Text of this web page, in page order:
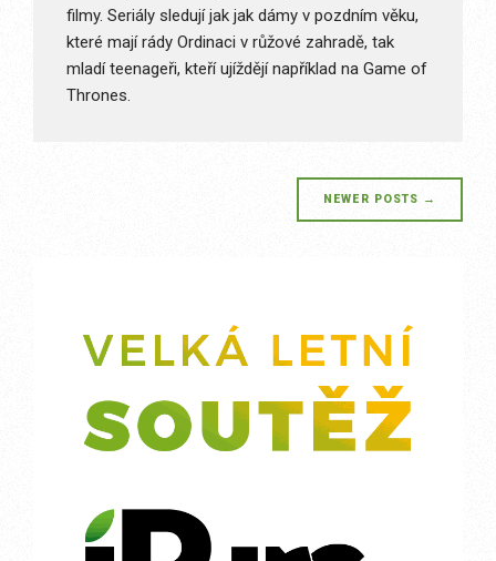
filmy. Seriály sledují jak jak dámy v pozdním věku,
které mají rády Ordinaci v růžové zahradě, tak
mladí teenageři, kteří ujíždějí například na Game of
Thrones.
NEWER POSTS →